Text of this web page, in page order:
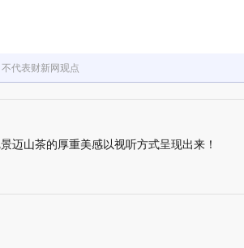
代表财新网观点
迈山茶的厚重美感以视听方式呈现出来！